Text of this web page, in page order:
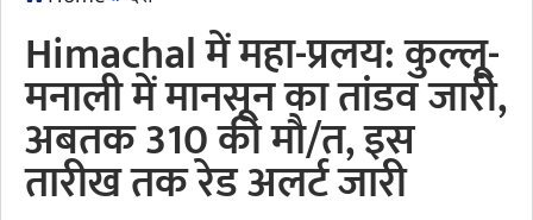
Himachal में महा-प्रलय: कुल्लू-
मनाली में मानसून का तांडव जारी,
अबतक 310 की मौ/त, इस
तारीख तक रेड अलर्ट जारी